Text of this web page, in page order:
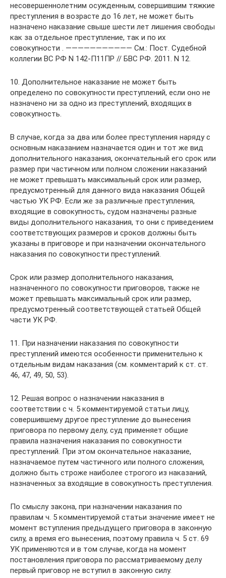
несовершеннолетним осужденным, совершившим тяжкие
преступления в возрасте до 16 лет, не может быть
назначено наказание свыше шести лет лишения свободы
как за отдельное преступление, так и по их
совокупности . ——————————— См.: Пост. Судебной
коллегии ВС РФ N 142-П11ПР // БВС РФ. 2011. N 12.
10. Дополнительное наказание не может быть
определено по совокупности преступлений, если оно не
назначено ни за одно из преступлений, входящих в
совокупность.
В случае, когда за два или более преступления наряду с
основным наказанием назначается один и тот же вид
дополнительного наказания, окончательный его срок или
размер при частичном или полном сложении наказаний
не может превышать максимальный срок или размер,
предусмотренный для данного вида наказания Общей
частью УК РФ. Если же за различные преступления,
входящие в совокупность, судом назначены разные
виды дополнительного наказания, то они с приведением
соответствующих размеров и сроков должны быть
указаны в приговоре и при назначении окончательного
наказания по совокупности преступлений.
Срок или размер дополнительного наказания,
назначенного по совокупности приговоров, также не
может превышать максимальный срок или размер,
предусмотренный соответствующей статьей Общей
части УК РФ.
11. При назначении наказания по совокупности
преступлений имеются особенности применительно к
отдельным видам наказания (см. комментарий к ст. ст.
46, 47, 49, 50, 53).
12. Решая вопрос о назначении наказания в
соответствии с ч. 5 комментируемой статьи лицу,
совершившему другое преступление до вынесения
приговора по первому делу, суд применяет общие
правила назначения наказания по совокупности
преступлений. При этом окончательное наказание,
назначаемое путем частичного или полного сложения,
должно быть строже наиболее строгого из наказаний,
назначенных за входящие в совокупность преступления.
По смыслу закона, при назначении наказания по
правилам ч. 5 комментируемой статьи значение имеет не
момент вступления предыдущего приговора в законную
силу, а время его вынесения, поэтому правила ч. 5 ст. 69
УК применяются и в том случае, когда на момент
постановления приговора по рассматриваемому делу
первый приговор не вступил в законную силу.